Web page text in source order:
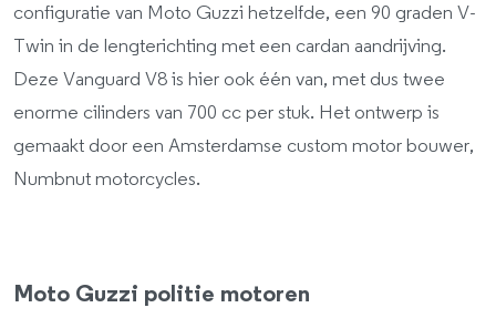
configuratie van Moto Guzzi hetzelfde, een 90 graden V-
Twin in de lengterichting met een cardan aandrijving.
Deze Vanguard V8 is hier ook één van, met dus twee
enorme cilinders van 700 cc per stuk. Het ontwerp is
gemaakt door een Amsterdamse custom motor bouwer,
Numbnut motorcycles.
Moto Guzzi politie motoren